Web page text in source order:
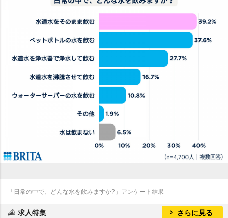
「日常の中で、どんな水を飲みますか?」アンケート結果
求人特集 さらに見る